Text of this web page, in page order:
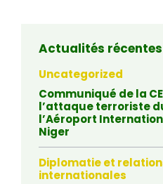
Actualités récentes
Uncategorized
Communiqué de la
l’attaque terroriste
l’Aéroport
Niger
Diplomatie et
internationales